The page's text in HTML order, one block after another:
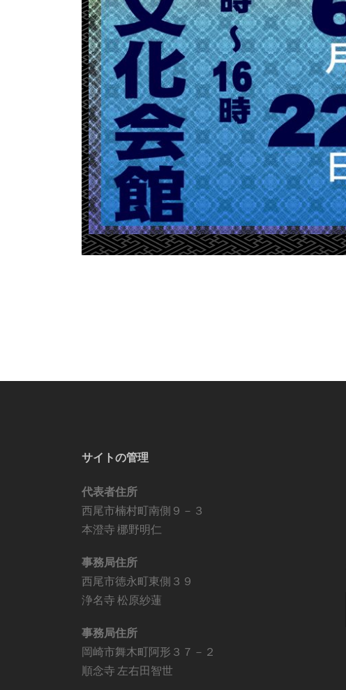
サイトの管理
代表者住所
西尾市楠村町南側９－３
本澄寺 梛野明仁
事務局住所
西尾市徳永町東側３９
浄名寺 松原紗蓮
事務局住所
岡崎市舞木町阿形３７－２
順念寺 左右田智世